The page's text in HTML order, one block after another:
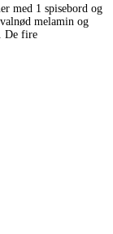
med 1 spisebord og
melamin og
De fire